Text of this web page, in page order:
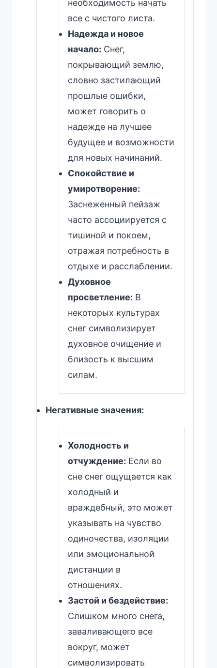
необходимость начать
все с чистого листа.
Надежда и новое
начало: Снег,
покрывающий землю,
словно застилающий
прошлые ошибки,
может говорить о
надежде на лучшее
будущее и возможности
для новых начинаний.
Спокойствие и
умиротворение:
Заснеженный пейзаж
часто ассоциируется с
тишиной и покоем,
отражая потребность в
отдыхе и расслаблении.
Духовное
просветление: В
некоторых культурах
снег символизирует
духовное очищение и
близость к высшим
силам.
Негативные значения:
Холодность и
отчуждение: Если во
сне снег ощущается как
холодный и
враждебный, это может
указывать на чувство
одиночества, изоляции
или эмоциональной
дистанции в
отношениях.
Застой и бездействие:
Слишком много снега,
заваливающего все
вокруг, может
символизировать